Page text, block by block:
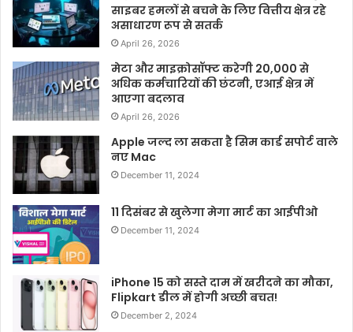
साइबर हमलों से बचने के लिए वित्तीय क्षेत्र रहे
असाधारण रूप से सतर्क
April 26, 2026
मेटा और माइक्रोसॉफ्ट करेगी 20,000 से
अधिक कर्मचारियों की छंटनी, एआई क्षेत्र में
आएगा बदलाव
April 26, 2026
Apple जल्द ला सकता है सिम कार्ड सपोर्ट वाले
नए Mac
December 11, 2024
11 दिसंबर से खुलेगा मेगा मार्ट का आईपीओ
December 11, 2024
iPhone 15 को सस्ते दाम में खरीदने का मौका,
Flipkart डील में होगी अच्छी बचत!
December 2, 2024